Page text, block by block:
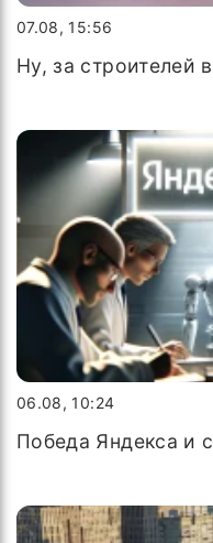
07.08, 15:56
Ну, за строителей
06.08, 10:24
Победа Яндекса и